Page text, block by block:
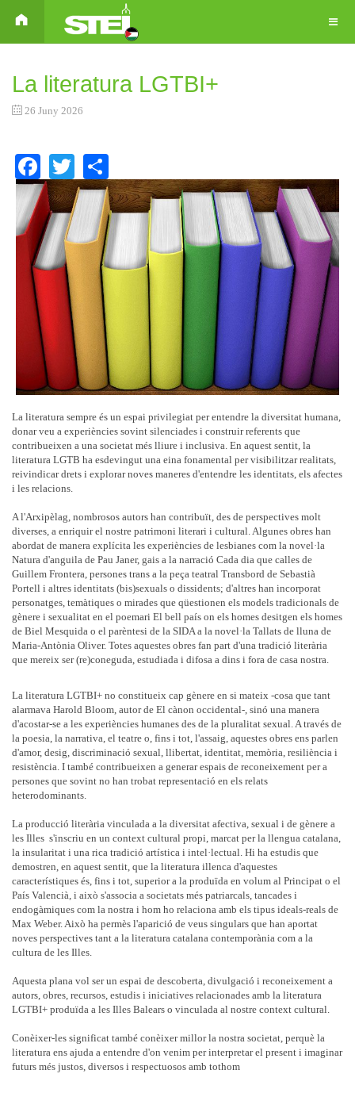
La literatura LGTBI+
26 Juny 2026
Facebook
Twitter
La literatura sempre és un espai privilegiat per entendre la diversitat humana,
donar veu a experiències sovint silenciades i construir referents que
contribueixen a una societat més lliure i inclusiva. En aquest sentit, la
literatura LGTB ha esdevingut una eina fonamental per visibilitzar realitats,
reivindicar drets i explorar noves maneres d'entendre les identitats, els afectes
i les relacions.
A l'Arxipèlag, nombrosos autors han contribuït, des de perspectives molt
diverses, a enriquir el nostre patrimoni literari i cultural. Algunes obres han
abordat de manera explícita les experiències de lesbianes com la novel·la
Natura d'anguila de Pau Janer, gais a la narració Cada dia que calles de
Guillem Frontera, persones trans a la peça teatral Transbord de Sebastià
Portell i altres identitats (bis)sexuals o dissidents; d'altres han incorporat
personatges, temàtiques o mirades que qüestionen els models tradicionals de
gènere i sexualitat en el poemari El bell país on els homes desitgen els homes
de Biel Mesquida o el parèntesi de la SIDA a la novel·la Tallats de lluna de
Maria-Antònia Oliver. Totes aquestes obres fan part d'una tradició literària
que mereix ser (re)coneguda, estudiada i difosa a dins i fora de casa nostra.
La literatura LGTBI+ no constitueix cap gènere en si mateix -cosa que tant
alarmava Harold Bloom, autor de El cànon occidental-, sinó una manera
d'acostar-se a les experiències humanes des de la pluralitat sexual. A través de
la poesia, la narrativa, el teatre o, fins i tot, l'assaig, aquestes obres ens parlen
d'amor, desig, discriminació sexual, llibertat, identitat, memòria, resiliència i
resistència. I també contribueixen a generar espais de reconeixement per a
persones que sovint no han trobat representació en els relats
heterodominants.
La producció literària vinculada a la diversitat afectiva, sexual i de gènere a
les Illes s'inscriu en un context cultural propi, marcat per la llengua catalana,
la insularitat i una rica tradició artística i intel·lectual. Hi ha estudis que
demostren, en aquest sentit, que la literatura illenca d'aquestes
característiques és, fins i tot, superior a la produïda en volum al Principat o el
País Valencià, i això s'associa a societats més patriarcals, tancades i
endogàmiques com la nostra i hom ho relaciona amb els tipus ideals-reals de
Max Weber. Això ha permès l'aparició de veus singulars que han aportat
noves perspectives tant a la literatura catalana contemporània com a la
cultura de les Illes.
Aquesta plana vol ser un espai de descoberta, divulgació i reconeixement a
autors, obres, recursos, estudis i iniciatives relacionades amb la literatura
LGTBI+ produïda a les Illes Balears o vinculada al nostre context cultural.
Conèixer-les significat també conèixer millor la nostra societat, perquè la
literatura ens ajuda a entendre d'on venim per interpretar el present i imaginar
futurs més justos, diversos i respectuosos amb tothom